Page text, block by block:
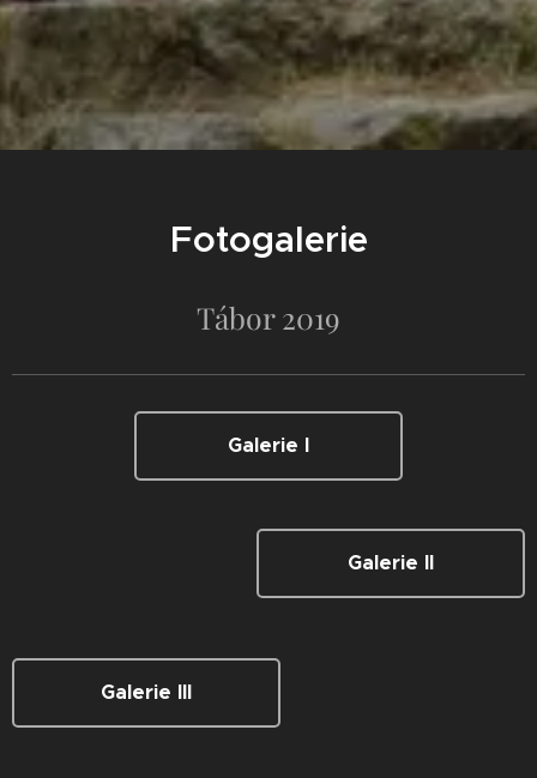
Fotogalerie
Tábor 2019
Galerie I
Galerie II
Galerie III